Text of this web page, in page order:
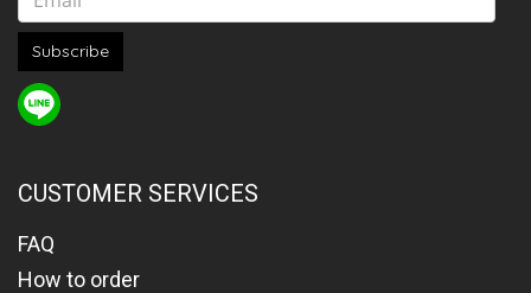
Subscribe
CUSTOMER SERVICES
FAQ
How to order